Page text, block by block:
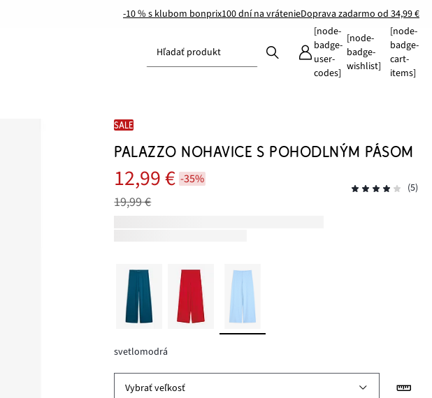
-10 % s klubom bonprix100 dní na vrátenieDoprava zadarmo od 34,99 €
Hľadať produkt
[node-
badge-
user-
codes]
[node-
badge-
wishlist]
[node-
badge-
cart-
items]
SALE
PALAZZO NOHAVICE S POHODLNÝM PÁSOM
12,99 € -35%
19,99 €
(5)
svetlomodrá
Vybrať veľkosť